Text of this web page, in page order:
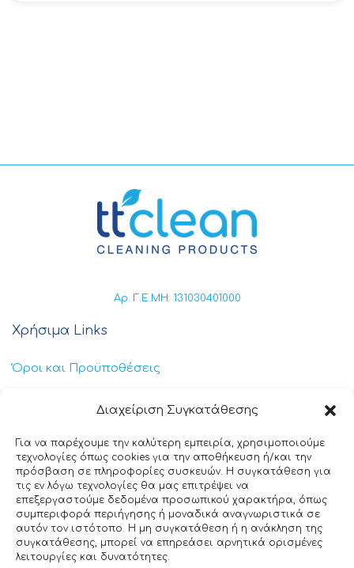
Διαχείριση Συγκατάθεσης
Για να παρέχουμε την καλύτερη εμπειρία, χρησιμοποιούμε
τεχνολογίες όπως cookies για την αποθήκευση ή/και την
πρόσβαση σε πληροφορίες συσκευών. Η συγκατάθεση για
τις εν λόγω τεχνολογίες θα μας επιτρέψει να
επεξεργαστούμε δεδομένα προσωπικού χαρακτήρα, όπως
συμπεριφορά περιήγησης ή μοναδικά αναγνωριστικά σε
αυτόν τον ιστότοπο. Η μη συγκατάθεση ή η ανάκληση της
συγκατάθεσης, μπορεί να επηρεάσει αρνητικά ορισμένες
λειτουργίες και δυνατότητες.
Αρ. Γ.Ε.ΜΗ: 131030401000
Χρήσιμα Links
Όροι και Προϋποθέσεις
Πολιτική Απορρήτου
Πολιτική Cookies
Επικοινωνία
+30 211 404 0235
info@ttclean.gr